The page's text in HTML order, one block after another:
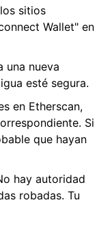
sitios
Wallet" en
una nueva
esté segura.
en Etherscan,
Si
que hayan
hay autoridad
robadas. Tu